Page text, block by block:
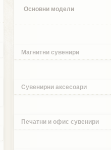
Основни модели
Магнитни сувенири
Сувенирни аксесоари
Печатни и офис сувенири